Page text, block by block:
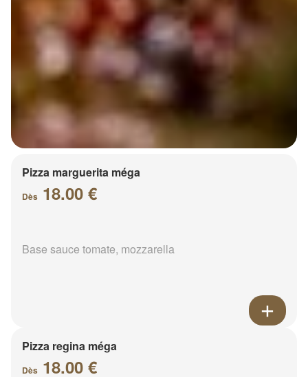
Pizza marguerita méga
Dès 18.00 €
Base sauce tomate, mozzarella
Pizza regina méga
Dès 18.00 €